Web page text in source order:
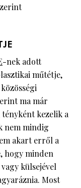
-nek adott
műtétje,
ma már
kezelik a
nem mindig
akart erről a
hogy minden
külsejével
Most